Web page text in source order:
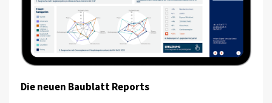
Die neuen Baublatt Reports